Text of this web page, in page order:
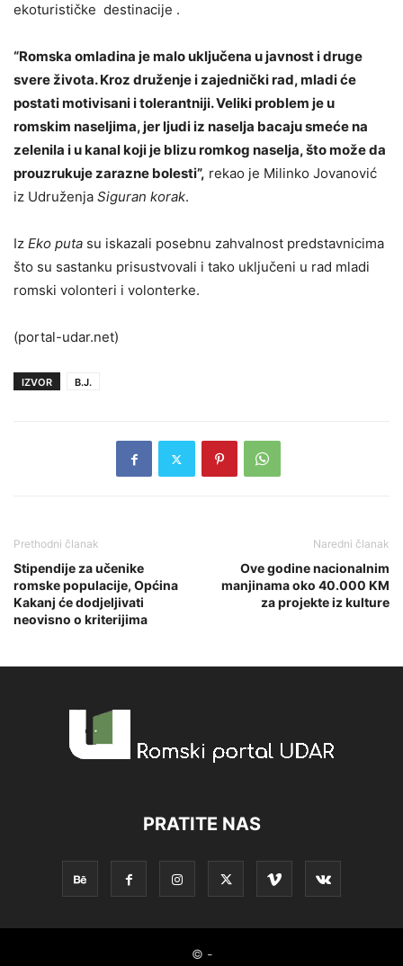
ekoturističke destinacije .
“Romska omladina je malo uključena u javnost i druge
svere života. Kroz druženje i zajednički rad, mladi će
postati motivisani i tolerantniji. Veliki problem je u
romskim naseljima, jer ljudi iz naselja bacaju smeće na
zelenila i u kanal koji je blizu romkog naselja, što može da
prouzrukuje zarazne bolesti”, rekao je Milinko Jovanović
iz Udruženja Siguran korak.
Iz Eko puta su iskazali posebnu zahvalnost predstavnicima
što su sastanku prisustvovali i tako uključeni u rad mladi
romski volonteri i volonterke.
(portal-udar.net)
IZVOR B.J.
Prethodni članak
Stipendije za učenike
romske populacije, Općina
Kakanj će dodjeljivati
neovisno o kriterijima
Naredni članak
Ove godine nacionalnim
manjinama oko 40.000 KM
za projekte iz kulture
PRATITE NAS
© -